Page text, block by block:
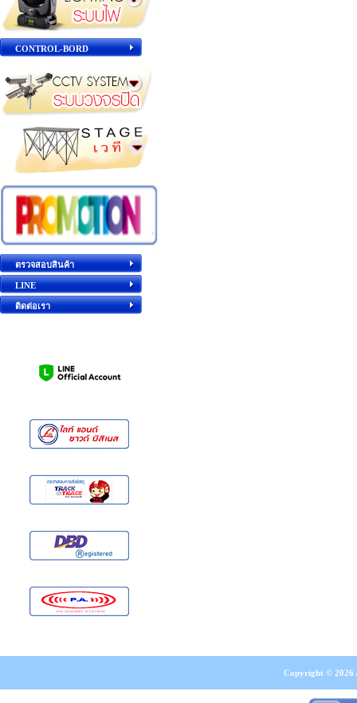
CONTROL-BORD
ตรวจสอบสินค้า
LINE
ติดต่อเรา
Copyright © 2026